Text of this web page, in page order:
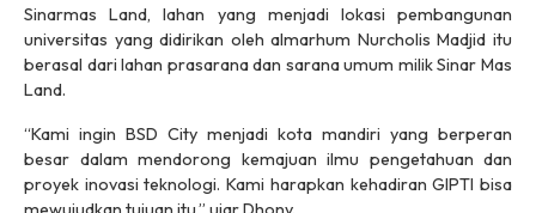
Sinarmas Land, lahan yang menjadi lokasi pembangunan
universitas yang didirikan oleh almarhum Nurcholis Madjid itu
berasal dari lahan prasarana dan sarana umum milik Sinar Mas
Land.
“Kami ingin BSD City menjadi kota mandiri yang berperan
besar dalam mendorong kemajuan ilmu pengetahuan dan
proyek inovasi teknologi. Kami harapkan kehadiran GIPTI bisa